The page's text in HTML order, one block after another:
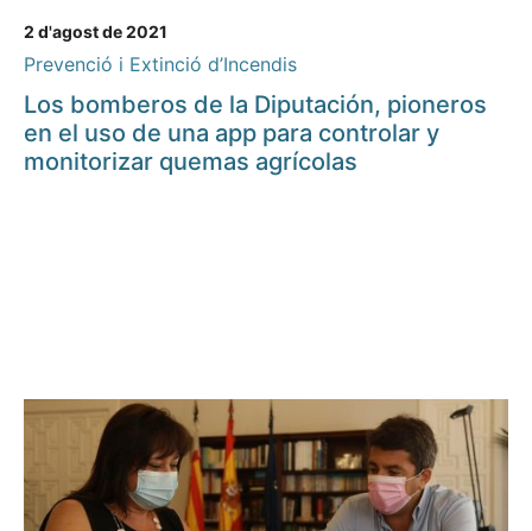
2 d'agost de 2021
Prevenció i Extinció d’Incendis
Los bomberos de la Diputación, pioneros
en el uso de una app para controlar y
monitorizar quemas agrícolas